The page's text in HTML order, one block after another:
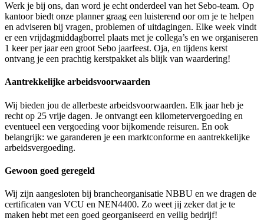
Werk je bij ons, dan word je echt onderdeel van het Sebo-team. Op
kantoor biedt onze planner graag een luisterend oor om je te helpen
en adviseren bij vragen, problemen of uitdagingen. Elke week vindt
er een vrijdagmiddagborrel plaats met je collega’s en we organiseren
1 keer per jaar een groot Sebo jaarfeest. Oja, en tijdens kerst
ontvang je een prachtig kerstpakket als blijk van waardering!
Aantrekkelijke arbeidsvoorwaarden
Wij bieden jou de allerbeste arbeidsvoorwaarden. Elk jaar heb je
recht op 25 vrije dagen. Je ontvangt een kilometervergoeding en
eventueel een vergoeding voor bijkomende reisuren. En ook
belangrijk: we garanderen je een marktconforme en aantrekkelijke
arbeidsvergoeding.
Gewoon goed geregeld
Wij zijn aangesloten bij brancheorganisatie NBBU en we dragen de
certificaten van VCU en NEN4400. Zo weet jij zeker dat je te
maken hebt met een goed georganiseerd en veilig bedrijf!